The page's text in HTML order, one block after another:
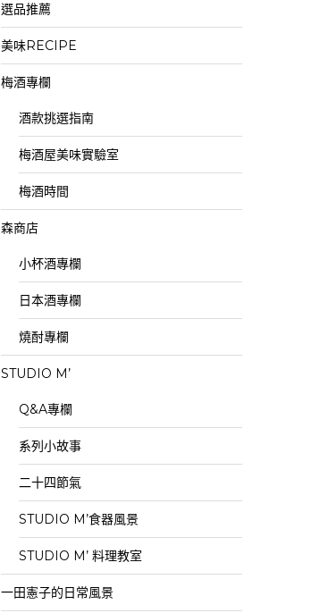
選品推薦
美味RECIPE
梅酒專欄
酒款挑選指南
梅酒屋美味實驗室
梅酒時間
森商店
小杯酒專欄
日本酒專欄
燒酎專欄
STUDIO M’
Q&A專欄
系列小故事
二十四節氣
STUDIO M’食器風景
STUDIO M’ 料理教室
一田憲子的日常風景